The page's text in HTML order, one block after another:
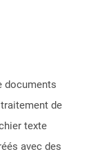
documents
de
texte
avec des